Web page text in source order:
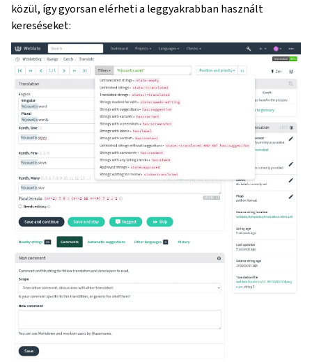
közül, így gyorsan elérheti a leggyakrabban használt
kereséseket: